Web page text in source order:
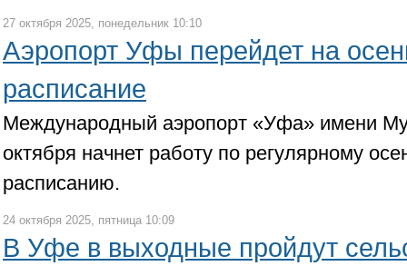
27 октября 2025, понедельник 10:10
Аэропорт Уфы перейдет на
расписание
Международный аэропорт «Уфа» имени
октября начнет работу по регулярному
расписанию.
24 октября 2025, пятница 10:09
В Уфе в выходные пройдут